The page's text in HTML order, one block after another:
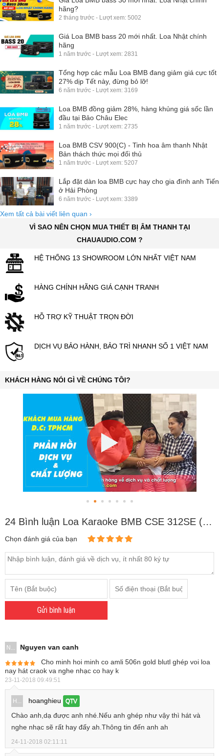
hãng?
2 tháng trước - Lượt xem: 5002
Giá Loa BMB bass 20 mới nhất. Loa Nhật chính
hãng
1 năm trước - Lượt xem: 2831
Tổng hợp các mẫu Loa BMB đang giảm giá cực tốt
27% dịp Tết này, đừng bỏ lỡ!
6 năm trước - Lượt xem: 3169
Loa BMB đồng giảm 28%, hàng khủng giá sốc lần
đầu tại Bảo Châu Elec
1 năm trước - Lượt xem: 2735
Loa BMB CSV 900(C) - Tinh hoa âm thanh Nhật
Bản thách thức mọi đối thủ
1 năm trước - Lượt xem: 5207
Lắp đặt dàn loa BMB cực hay cho gia đình anh Tiến
ở Hải Phòng
6 năm trước - Lượt xem: 3389
Xem tất cả bài viết liên quan ›
VÌ SAO NÊN CHỌN MUA THIẾT BỊ ÂM THANH TẠI
CHAUAUDIO.COM ?
HỆ THỐNG 13 SHOWROOM LỚN NHẤT VIỆT NAM
HÀNG CHÍNH HÃNG GIÁ CẠNH TRANH
HỖ TRỢ KỸ THUẬT TRỌN ĐỜI
DỊCH VỤ BẢO HÀNH, BẢO TRÌ NHANH SỐ 1 VIỆT NAM
KHÁCH HÀNG NÓI GÌ VỀ CHÚNG TÔI?
24 Bình luận Loa Karaoke BMB CSE 312SE (bass 30cm)
Chọn đánh giá của bạn
Gửi bình luận
N...
Nguyen van canh
Cho minh hoi minh co amli 506n gold blutl ghép voi loa
nay hát craok va nghe nhạc co hay k
23-11-2018 09:49:51
H... hoanghieu QTV
Chào anh,dạ được anh nhé.Nếu anh ghép như vậy thì hát và
nghe nhạc sẽ rất hay đấy ah.Thông tin đến anh ah
24-11-2018 02:11:11